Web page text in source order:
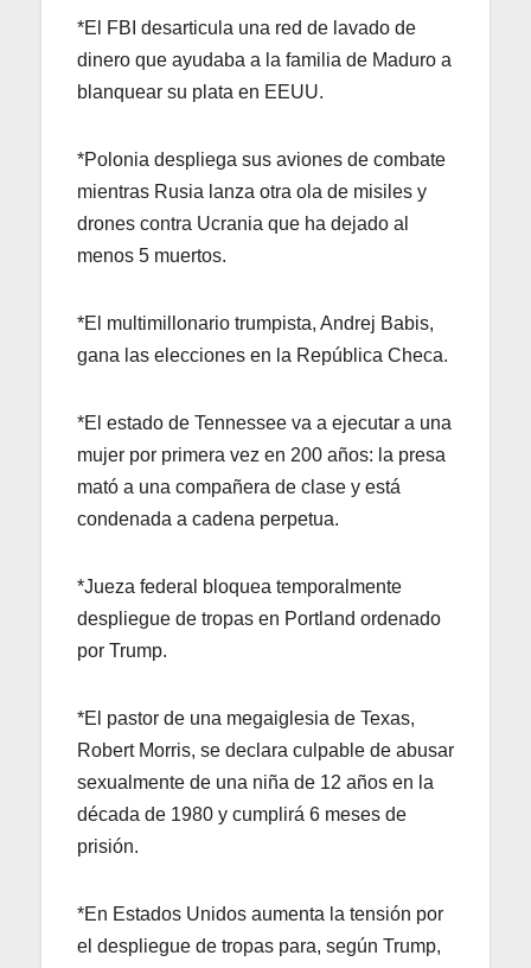
*El FBI desarticula una red de lavado de
dinero que ayudaba a la familia de Maduro a
blanquear su plata en EEUU.
*Polonia despliega sus aviones de combate
mientras Rusia lanza otra ola de misiles y
drones contra Ucrania que ha dejado al
menos 5 muertos.
*El multimillonario trumpista, Andrej Babis,
gana las elecciones en la República Checa.
*El estado de Tennessee va a ejecutar a una
mujer por primera vez en 200 años: la presa
mató a una compañera de clase y está
condenada a cadena perpetua.
*Jueza federal bloquea temporalmente
despliegue de tropas en Portland ordenado
por Trump.
*El pastor de una megaiglesia de Texas,
Robert Morris, se declara culpable de abusar
sexualmente de una niña de 12 años en la
década de 1980 y cumplirá 6 meses de
prisión.
*En Estados Unidos aumenta la tensión por
el despliegue de tropas para, según Trump,